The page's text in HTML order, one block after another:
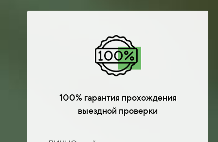
100% гарантия прохождения
выездной проверки